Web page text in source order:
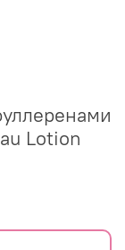
Lotion